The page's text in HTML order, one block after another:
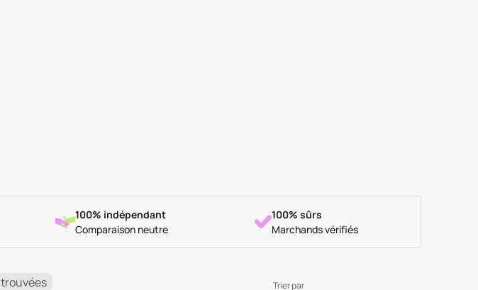
100% indépendant
Comparaison neutre
100% sûrs
Marchands vérifiés
trouvées Trier par